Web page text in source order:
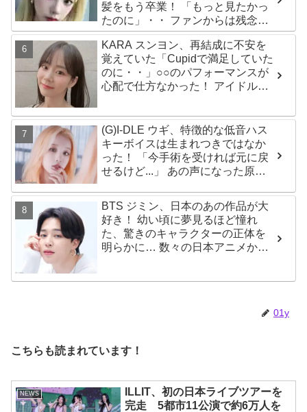
髪をもう卒業！ 「もっと見たかっ
たのに」・・ ファンからは残念が
る声殺到
KARA スンヨン、再結成に不安を
覚えていた「Cupidで満足していた
のに・・」○○のパフォーマンスが
心配で仕方なかった！ アイドルと
はさすがの一言
(G)I-DLE ウギ、特徴的な低音ハス
キーボイスは生まれつきではなか
った！ 「今手術を受ければ元に戻
せるけど...」 あの声になった原因
BTS ジミン、日本のあの作品が大
好き！ 幼い頃に夢見るほど憧れ
た、驚きのキャラクターの正体を
明らかに… 数々の日本アニメから
01y
こちらも読まれています！
NEWS
ILLIT、初の日本ライブツアーを
完走 5都市11公演で約6万人を